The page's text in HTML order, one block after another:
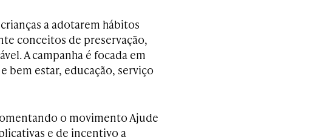
a adotarem hábitos
conceitos de preservação,
A campanha é focada em
bem estar, educação, serviço
o movimento Ajude
e de incentivo a